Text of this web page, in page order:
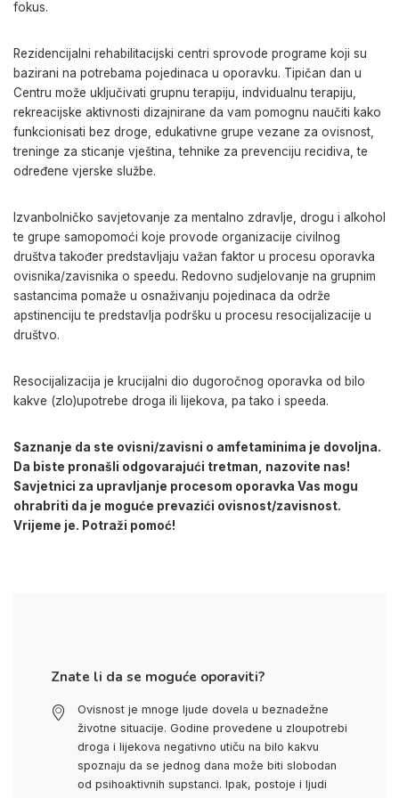
fokus.
Rezidencijalni rehabilitacijski centri sprovode programe koji su
bazirani na potrebama pojedinaca u oporavku. Tipičan dan u
Centru može uključivati grupnu terapiju, indvidualnu terapiju,
rekreacijske aktivnosti dizajnirane da vam pomognu naučiti kako
funkcionisati bez droge, edukativne grupe vezane za ovisnost,
treninge za sticanje vještina, tehnike za prevenciju recidiva, te
određene vjerske službe.
Izvanbolničko savjetovanje za mentalno zdravlje, drogu i alkohol
te grupe samopomoći koje provode organizacije civilnog
društva također predstavljaju važan faktor u procesu oporavka
ovisnika/zavisnika o speedu. Redovno sudjelovanje na grupnim
sastancima pomaže u osnaživanju pojedinaca da održe
apstinenciju te predstavlja podršku u procesu resocijalizacije u
društvo.
Resocijalizacija je krucijalni dio dugoročnog oporavka od bilo
kakve (zlo)upotrebe droga ili lijekova, pa tako i speeda.
Saznanje da ste ovisni/zavisni o amfetaminima je dovoljna.
Da biste pronašli odgovarajući tretman, nazovite nas!
Savjetnici za upravljanje procesom oporavka Vas mogu
ohrabriti da je moguće prevazići ovisnost/zavisnost.
Vrijeme je. Potraži pomoć!
Znate li da se moguće oporaviti?
Ovisnost je mnoge ljude dovela u beznadežne
životne situacije. Godine provedene u zloupotrebi
droga i lijekova negativno utiču na bilo kakvu
spoznaju da se jednog dana može biti slobodan
od psihoaktivnih supstanci. Ipak, postoje i ljudi